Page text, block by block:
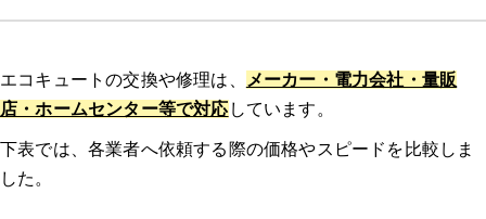
おすすめメーカーは？エコキュートのメーカー特徴
三菱電機
エコキュートの交換や修理は、
メーカー・電力会社・量販
店・ホームセンター等で対応 しています。
下表では、各業者へ依頼する際の価格やスピードを比較しま
した。